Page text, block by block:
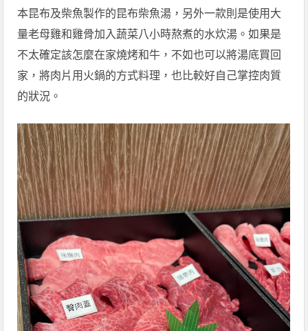
本昆布及柴魚製作的昆布柴魚湯，另外一款則是使用大
量老母雞和雞骨加入蔬菜八小時熬煮的水炊湯。如果是
不太確定該怎麼在家燒烤和牛，不如也可以將湯底買回
家，將肉片用火鍋的方式料理，也比較好自己掌控肉質
的狀況。